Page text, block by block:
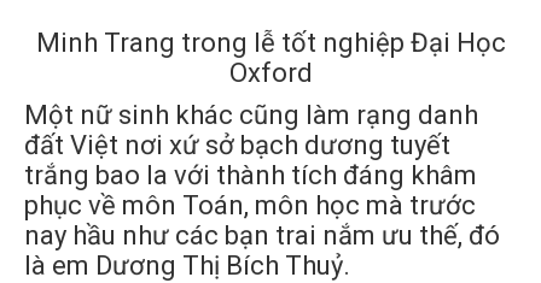
Minh Trang trong lễ tốt nghiệp Đại Học
Oxford
Một nữ sinh khác cũng làm rạng danh
đất Việt nơi xứ sở bạch dương tuyết
trắng bao la với thành tích đáng khâm
phục về môn Toán, môn học mà trước
nay hầu như các bạn trai nắm ưu thế, đó
là em Dương Thị Bích Thuỷ.